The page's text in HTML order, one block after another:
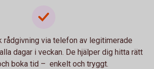
rådgivning via telefon av legitimerade
dagar i veckan. De hjälper dig hitta rätt
boka tid – enkelt och tryggt.